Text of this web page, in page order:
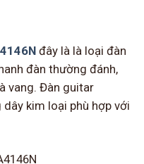
đây là là loại đàn
đàn thường đánh,
vang. Đàn guitar
kim loại phù hợp với